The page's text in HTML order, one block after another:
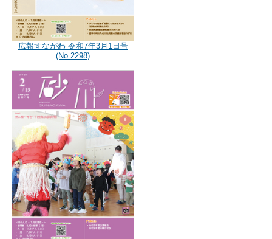
広報すながわ 令和7年3月1日号
(No.2298)